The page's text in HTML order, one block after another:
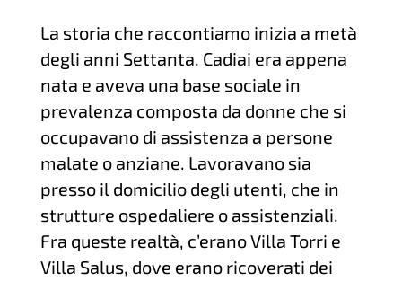
La storia che raccontiamo inizia a metà
degli anni Settanta. Cadiai era appena
nata e aveva una base sociale in
prevalenza composta da donne che si
occupavano di assistenza a persone
malate o anziane. Lavoravano sia
presso il domicilio degli utenti, che in
strutture ospedaliere o assistenziali.
Fra queste realtà, c’erano Villa Torri e
Villa Salus, dove erano ricoverati dei